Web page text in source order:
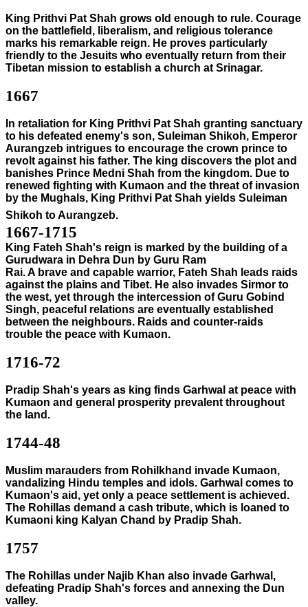
King Prithvi Pat Shah grows old enough to rule. Courage
on the battlefield, liberalism, and religious tolerance
marks his remarkable reign. He proves particularly
friendly to the Jesuits who eventually return from their
Tibetan mission to establish a church at Srinagar.
1667
In retaliation for King Prithvi Pat Shah granting sanctuary
to his defeated enemy's son, Suleiman Shikoh, Emperor
Aurangzeb intrigues to encourage the crown prince to
revolt against his father. The king discovers the plot and
banishes Prince Medni Shah from the kingdom. Due to
renewed fighting with Kumaon and the threat of invasion
by the Mughals, King Prithvi Pat Shah yields Suleiman
Shikoh to Aurangzeb.
1667-1715
King Fateh Shah's reign is marked by the building of a
Gurudwara in Dehra Dun by Guru Ram
Rai. A brave and capable warrior, Fateh Shah leads raids
against the plains and Tibet. He also invades Sirmor to
the west, yet through the intercession of Guru Gobind
Singh, peaceful relations are eventually established
between the neighbours. Raids and counter-raids
trouble the peace with Kumaon.
1716-72
Pradip Shah's years as king finds Garhwal at peace with
Kumaon and general prosperity prevalent throughout
the land.
1744-48
Muslim marauders from Rohilkhand invade Kumaon,
vandalizing Hindu temples and idols. Garhwal comes to
Kumaon's aid, yet only a peace settlement is achieved.
The Rohillas demand a cash tribute, which is loaned to
Kumaoni king Kalyan Chand by Pradip Shah.
1757
The Rohillas under Najib Khan also invade Garhwal,
defeating Pradip Shah's forces and annexing the Dun
valley.